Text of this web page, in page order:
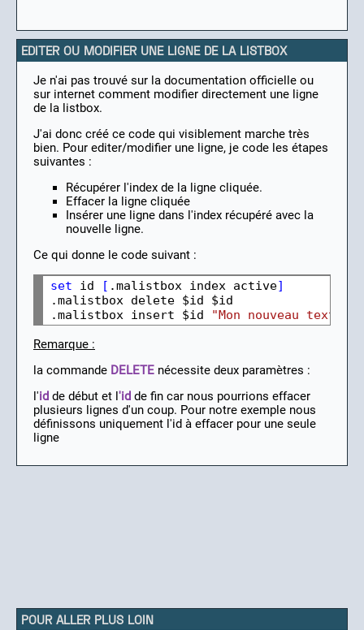
EDITER OU MODIFIER UNE LIGNE DE LA LISTBOX
Je n'ai pas trouvé sur la documentation officielle ou
sur internet comment modifier directement une ligne
de la listbox.
J'ai donc créé ce code qui visiblement marche très
bien. Pour editer/modifier une ligne, je code les étapes
suivantes :
Récupérer l'index de la ligne cliquée.
Effacer la ligne cliquée
Insérer une ligne dans l'index récupéré avec la
nouvelle ligne.
Ce qui donne le code suivant :
set id [ .malistbox index active]
.malistbox delete $id $id
.malistbox insert $id
"Mon nouveau texte"
Remarque :
la commande DELETE nécessite deux paramètres :
l'id de début et l'id de fin car nous pourrions effacer
plusieurs lignes d'un coup. Pour notre exemple nous
définissons uniquement l'id à effacer pour une seule
ligne
POUR ALLER PLUS LOIN